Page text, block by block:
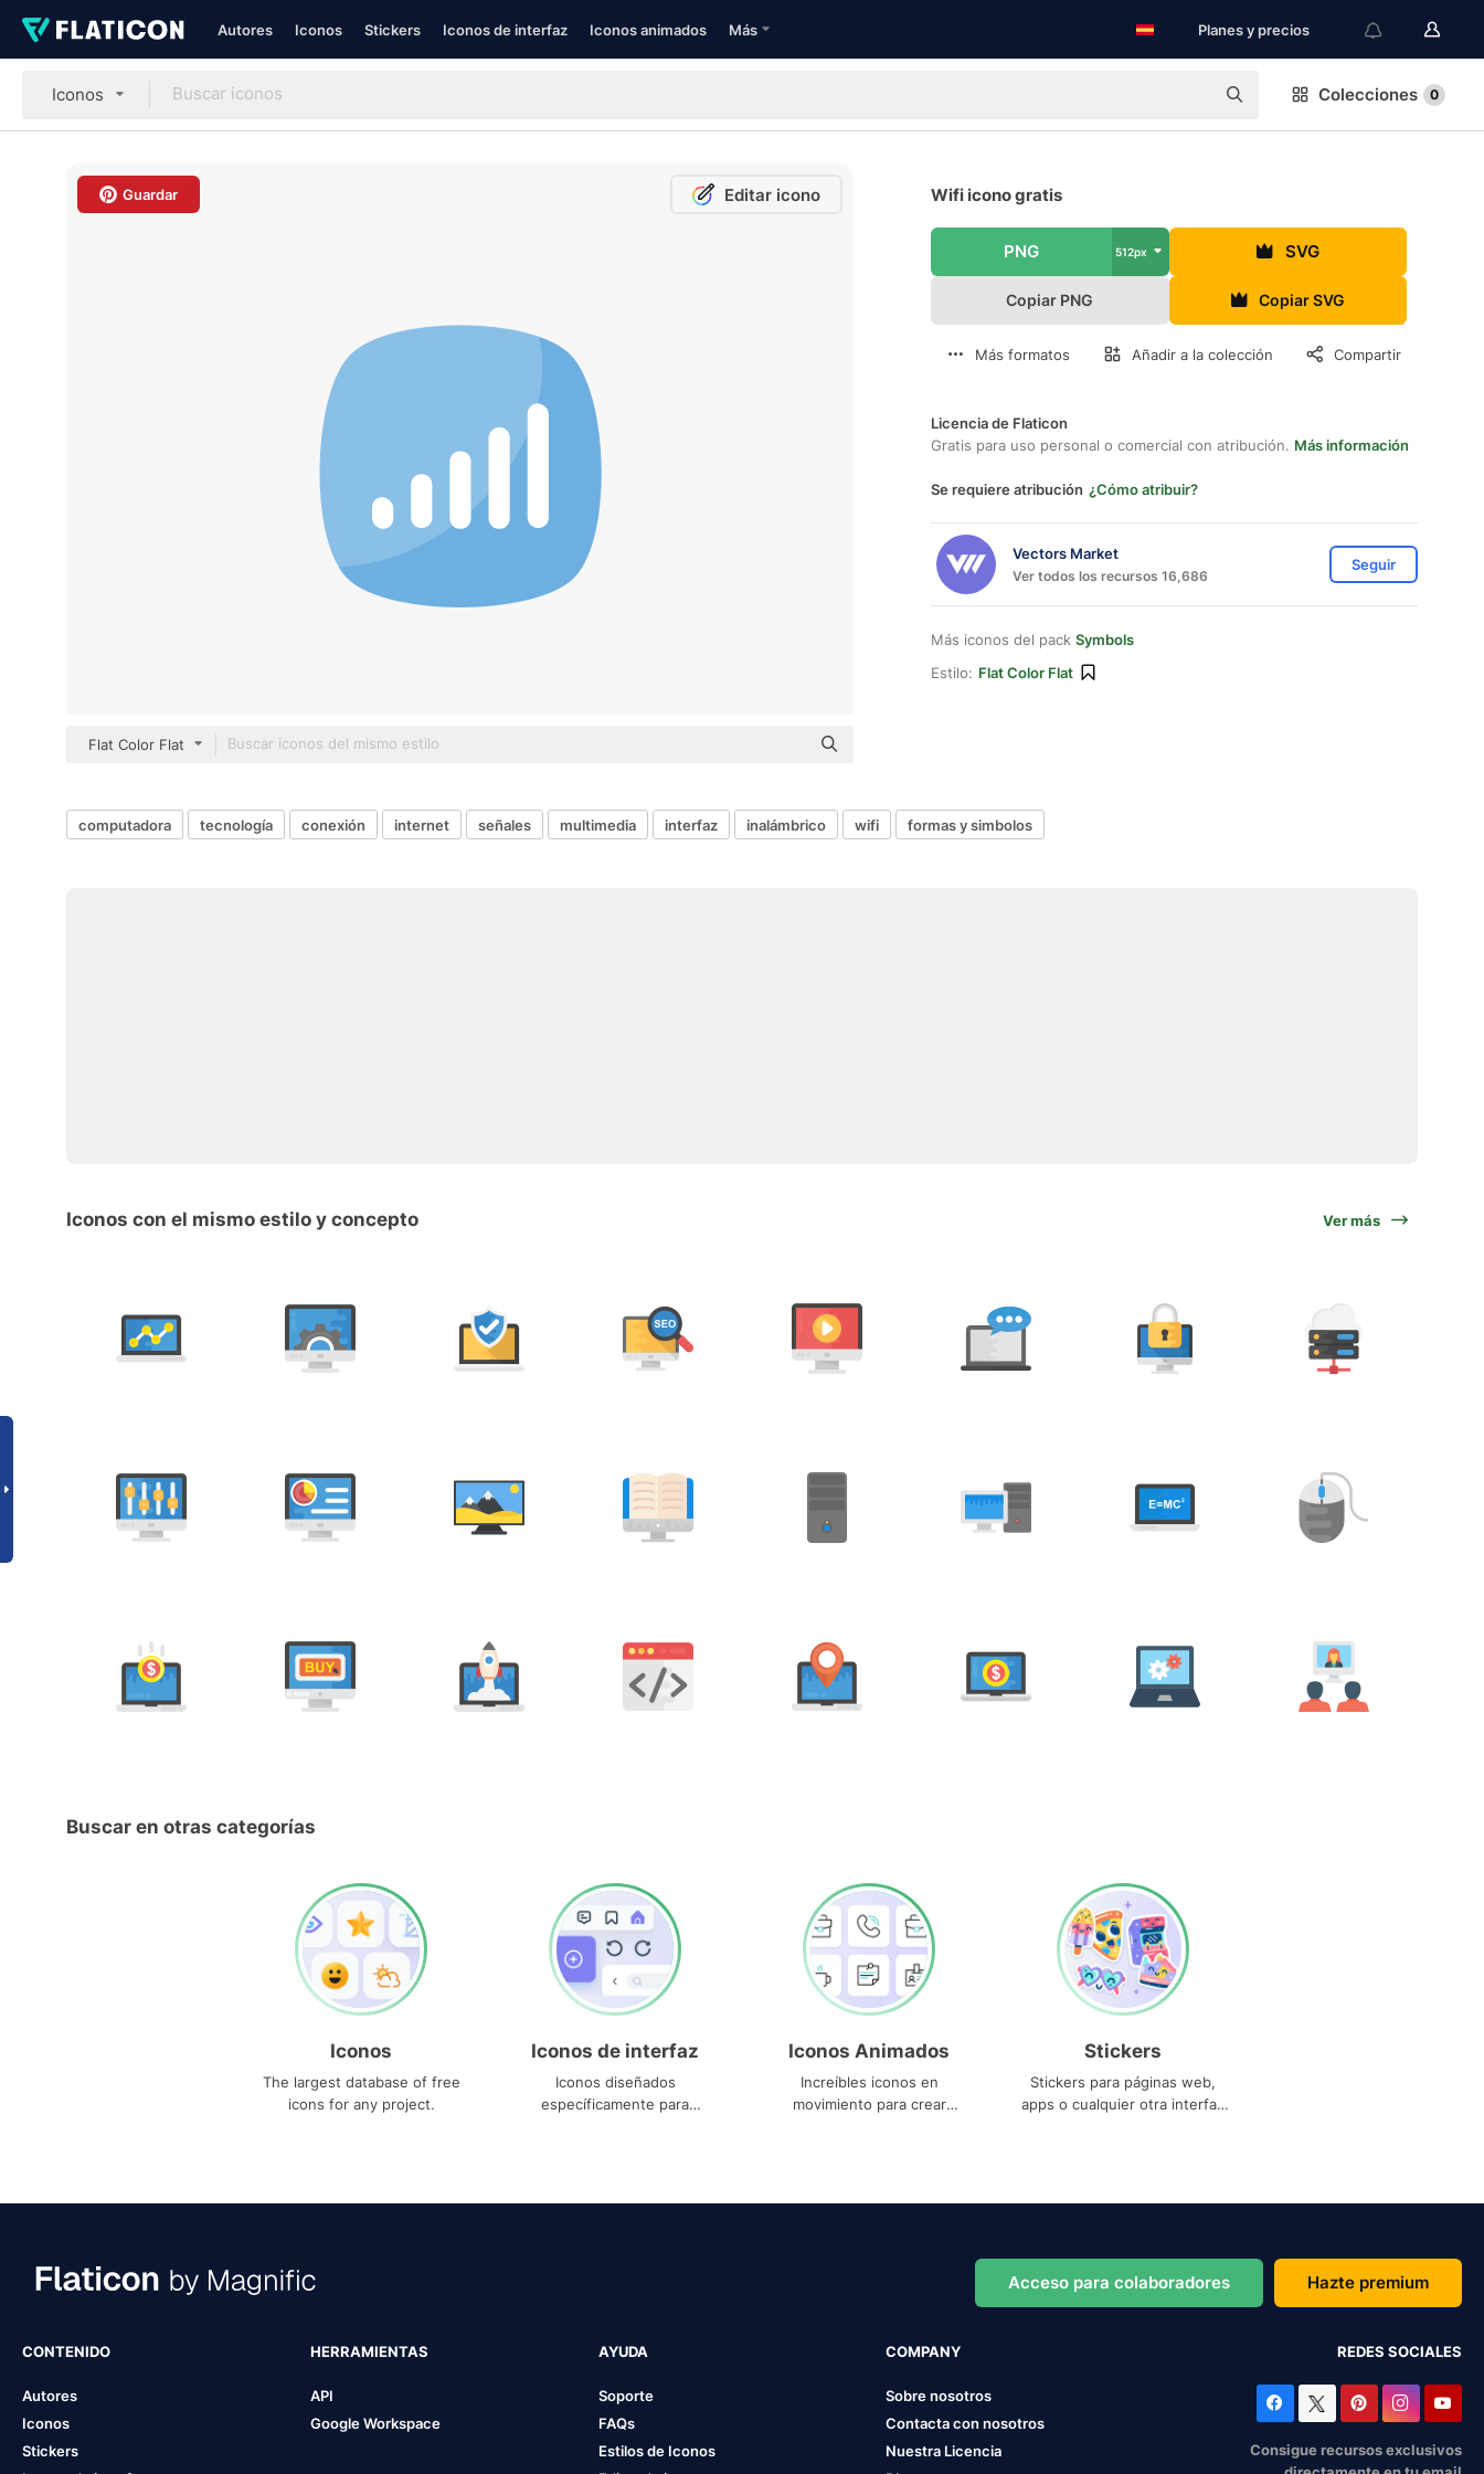
Autores Iconos Stickers Iconos de interfaz Iconos animados Más Planes y precios
Iconos Colecciones 0
Guardar Editar icono
Flat Color Flat
Wifi icono gratis
PNG 512px SVG
Copiar PNG Copiar SVG
Más formatos Añadir a la colección Compartir
Licencia de Flaticon
Gratis para uso personal o comercial con atribución. Más información
Se requiere atribución ¿Cómo atribuir?
Vectors Market
Ver todos los recursos 16,686
Seguir
Más iconos del pack Symbols
Estilo: Flat Color Flat
computadora tecnología conexión internet señales multimedia interfaz inalámbrico wifi formas y simbolos
Iconos con el mismo estilo y concepto Ver más
Buscar en otras categorías
Iconos
The largest database of free
icons for any project.
Iconos de interfaz
Iconos diseñados
específicamente para
Iconos Animados
Increíbles iconos en
movimiento para crear
Stickers
Stickers para páginas web,
apps o cualquier otra interfaz
Acceso para colaboradores Hazte premium
CONTENIDO
Autores
Iconos
Stickers
HERRAMIENTAS
API
Google Workspace
AYUDA
Soporte
FAQs
Estilos de Iconos
COMPANY
Sobre nosotros
Contacta con nosotros
Nuestra Licencia
REDES SOCIALES
Consigue recursos exclusivos